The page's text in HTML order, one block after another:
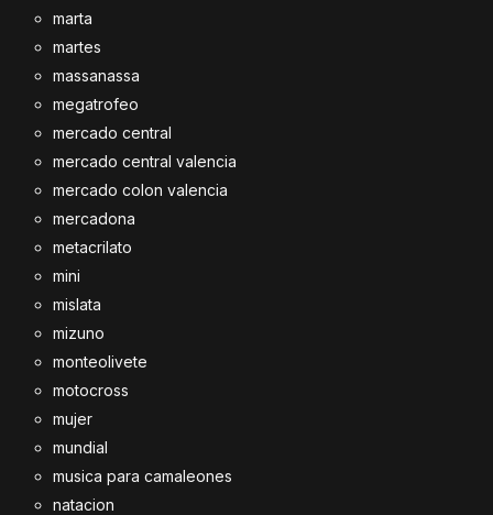
marta
martes
massanassa
megatrofeo
mercado central
mercado central valencia
mercado colon valencia
mercadona
metacrilato
mini
mislata
mizuno
monteolivete
motocross
mujer
mundial
musica para camaleones
natacion